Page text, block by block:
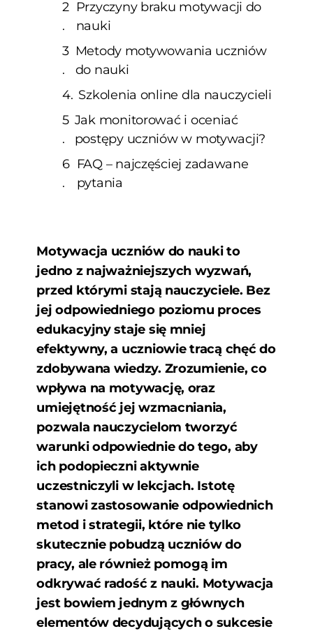
Przyczyny braku motywacji do
nauki
Metody motywowania uczniów
do nauki
Szkolenia online dla nauczycieli
Jak monitorować i oceniać
postępy uczniów w motywacji?
FAQ – najczęściej zadawane
pytania
Motywacja uczniów do nauki to
jedno z najważniejszych wyzwań,
przed którymi stają nauczyciele. Bez
jej odpowiedniego poziomu proces
edukacyjny staje się mniej
efektywny, a uczniowie tracą chęć do
zdobywana wiedzy. Zrozumienie, co
wpływa na motywację, oraz
umiejętność jej wzmacniania,
pozwala nauczycielom tworzyć
warunki odpowiednie do tego, aby
ich podopieczni aktywnie
uczestniczyli w lekcjach. Istotę
stanowi zastosowanie odpowiednich
metod i strategii, które nie tylko
skutecznie pobudzą uczniów do
pracy, ale również pomogą im
odkrywać radość z nauki. Motywacja
jest bowiem jednym z głównych
elementów decydujących o sukcesie